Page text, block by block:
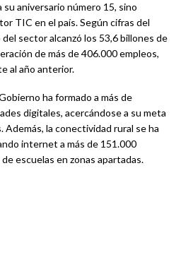
aniversario número 15, sino
TIC en el país. Según cifras del
sector alcanzó los 53,6 billones de
de más de 406.000 empleos,
al año anterior.
ha formado a más de
digitales, acercándose a su meta
Además, la conectividad rural se ha
internet a más de 151.000
escuelas en zonas apartadas.